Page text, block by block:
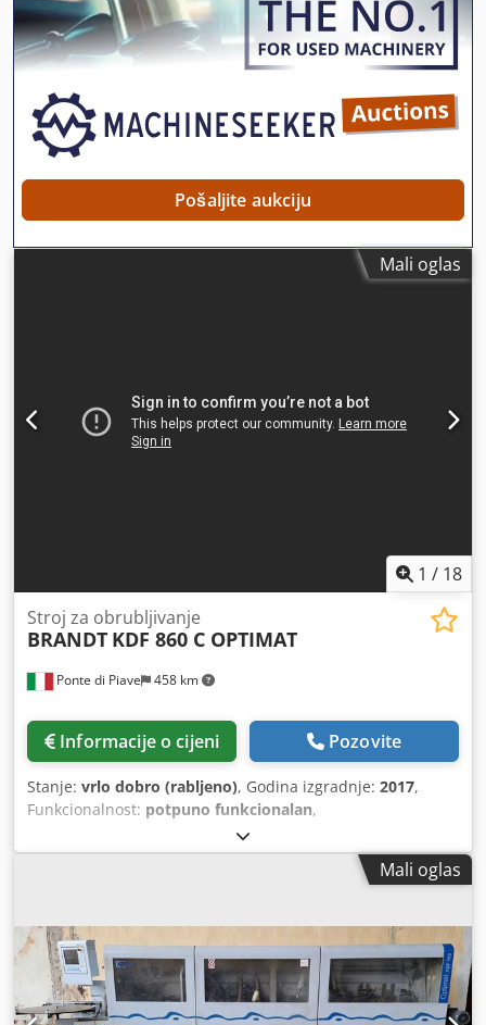
mm, ukupna masa: 1.630 kg , Oprema:
Oznaka CE,
dokumentacija / priručnik,
Pošaljite aukciju
Mali oglas
1 / 18
Ponte di Piave 458 km
Stroj za obrubljivanje
BRANDT KDF 860 C OPTIMAT
Informacije o cijeni Pozovite
Stanje: vrlo dobro (rabljeno), Godina izgradnje: 2017,
Funkcionalnost: potpuno funkcionalan,
Mali oglas